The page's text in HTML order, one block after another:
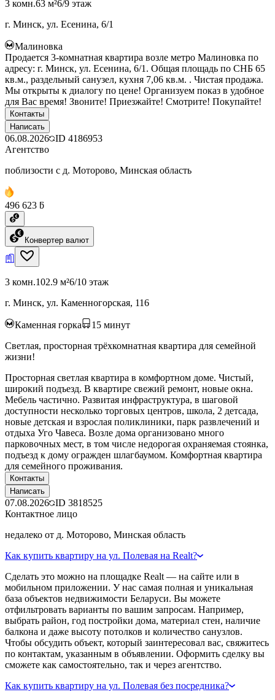
3 комн.63 м²6/9 этаж
г. Минск, ул. Есенина, 6/1
Малиновка
Продается 3-комнатная квартира возле метро Малиновка по
адресу: г. Минск, ул. Есенина, 6/1. Общая площадь по СНБ 65
кв.м., раздельный санузел, кухня 7,06 кв.м. . Чистая продажа.
Мы открыты к диалогу по цене! Организуем показ в удобное
для Вас время! Звоните! Приезжайте! Смотрите! Покупайте!
Контакты
Написать
06.08.2026 ID 4186953
Агентство
поблизости с д. Моторово, Минская область
496 623 ƃ
Конвертер валют
3 комн.102.9 м²6/10 этаж
г. Минск, ул. Каменногорская, 116
Каменная горка 15 минут
Светлая, просторная трёхкомнатная квартира для семейной
жизни!
Просторная светлая квартира в комфортном доме. Чистый,
широкий подъезд. В квартире свежий ремонт, новые окна.
Мебель частично. Развитая инфраструктура, в шаговой
доступности несколько торговых центров, школа, 2 детсада,
новые детская и взрослая поликлиники, парк развлечений и
отдыха Уго Чавеса. Возле дома организовано много
парковочных мест, в том числе недорогая охраняемая стоянка,
подъезд к дому огражден шлагбаумом. Комфортная квартира
для семейного проживания.
Контакты
Написать
07.08.2026 ID 3818525
Контактное лицо
недалеко от д. Моторово, Минская область
Как купить квартиру на ул. Полевая на Realt?
Сделать это можно на площадке Realt — на сайте или в
мобильном приложении. У нас самая полная и уникальная
база объектов недвижимости Беларуси. Вы можете
отфильтровать варианты по вашим запросам. Например,
выбрать район, год постройки дома, материал стен, наличие
балкона и даже высоту потолков и количество санузлов.
Чтобы обсудить объект, который заинтересовал вас, свяжитесь
по контактам, указанным в объявлении. Оформить сделку вы
сможете как самостоятельно, так и через агентство.
Как купить квартиру на ул. Полевая без посредника?